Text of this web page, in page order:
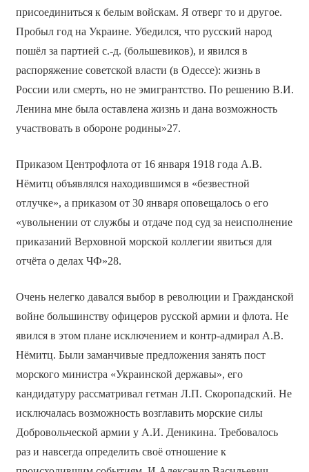
присоединиться к белым войскам. Я отверг то и другое.
Пробыл год на Украине. Убедился, что русский народ
пошёл за партией с.-д. (большевиков), и явился в
распоряжение советской власти (в Одессе): жизнь в
России или смерть, но не эмигрантство. По решению В.И.
Ленина мне была оставлена жизнь и дана возможность
участвовать в обороне родины»27.
Приказом Центрофлота от 16 января 1918 года А.В.
Нёмитц объявлялся находившимся в «безвестной
отлучке», а приказом от 30 января оповещалось о его
«увольнении от службы и отдаче под суд за неисполнение
приказаний Верховной морской коллегии явиться для
отчёта о делах ЧФ»28.
Очень нелегко давался выбор в революции и Гражданской
войне большинству офицеров русской армии и флота. Не
явился в этом плане исключением и контр-адмирал А.В.
Нёмитц. Были заманчивые предложения занять пост
морского министра «Украинской державы», его
кандидатуру рассматривал гетман Л.П. Скоропадский. Не
исключалась возможность возглавить морские силы
Добровольческой армии у А.И. Деникина. Требовалось
раз и навсегда определить своё отношение к